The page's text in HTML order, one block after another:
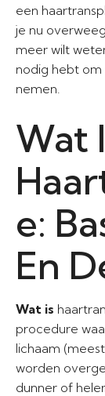
een
je nu
meer wilt
nodig hebt om
nemen.
Wat
e:
En
Wat is
procedure
lichaam
worden
dunner of